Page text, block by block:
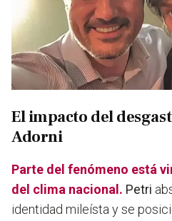
El impacto del
Adorni
Parte del fenómeno está
del clima nacional. Petri
identidad mileísta y se